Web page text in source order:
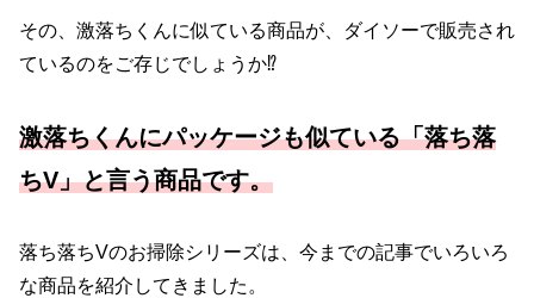
その、激落ちくんに似ている商品が、ダイソーで販売され
ているのをご存じでしょうか⁉
激落ちくんにパッケージも似ている「落ち落
ちV」と言う商品です。
落ち落ちVのお掃除シリーズは、今までの記事でいろいろ
な商品を紹介してきました。